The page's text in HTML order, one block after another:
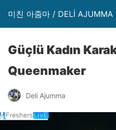
미친 아줌마 / DELİ AJUMMA
Güçlü Kadın
Queenmaker
Deli Ajumma